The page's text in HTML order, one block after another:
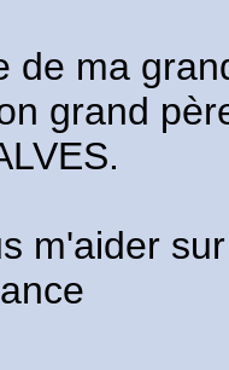
de ma
grand
m'aider